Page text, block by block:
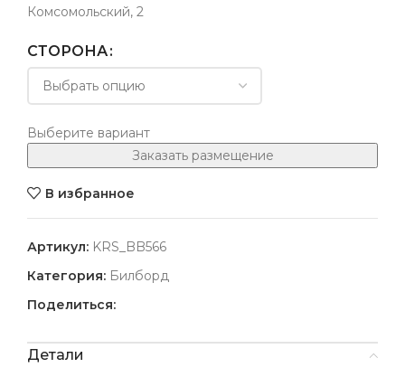
Комсомольский, 2
СТОРОНА
Выберите вариант
Заказать размещение
В избранное
Артикул: KRS_BB566
Категория: Билборд
Поделиться:
Детали